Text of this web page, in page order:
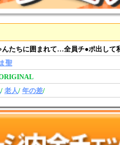
んたちに囲まれて…全員チ●ポ出し
聖
/ 老人/ 年の差/